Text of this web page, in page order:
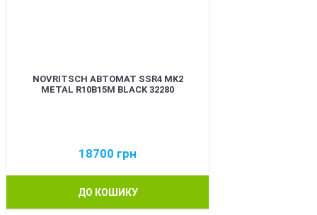
NOVRITSCH АВТОМАТ SSR4 MK2
METAL R10B15M BLACK 32280
18700 грн
ДО КОШИКУ